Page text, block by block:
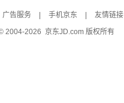
广告服务 手机京东 友情链接
2004-2026 京东JD.com 版权所有